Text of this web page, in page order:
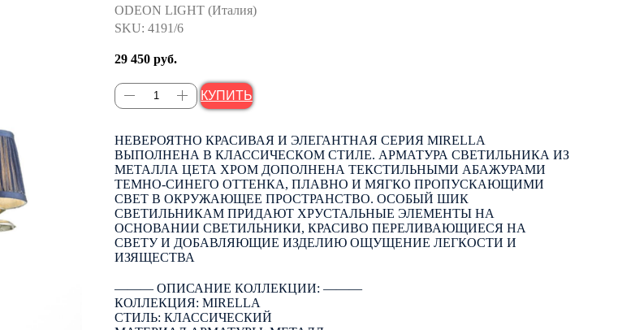
ODEON LIGHT (Италия)
SKU: 4191/6
29 450 руб.
КУПИТЬ
НЕВЕРОЯТНО КРАСИВАЯ И ЭЛЕГАНТНАЯ СЕРИЯ MIRELLA
ВЫПОЛНЕНА В КЛАССИЧЕСКОМ СТИЛЕ. АРМАТУРА СВЕТИЛЬНИКА ИЗ
МЕТАЛЛА ЦЕТА ХРОМ ДОПОЛНЕНА ТЕКСТИЛЬНЫМИ АБАЖУРАМИ
ТЕМНО-СИНЕГО ОТТЕНКА, ПЛАВНО И МЯГКО ПРОПУСКАЮЩИМИ
СВЕТ В ОКРУЖАЮЩЕЕ ПРОСТРАНСТВО. ОСОБЫЙ ШИК
СВЕТИЛЬНИКАМ ПРИДАЮТ ХРУСТАЛЬНЫЕ ЭЛЕМЕНТЫ НА
ОСНОВАНИИ СВЕТИЛЬНИКИ, КРАСИВО ПЕРЕЛИВАЮЩИЕСЯ НА
СВЕТУ И ДОБАВЛЯЮЩИЕ ИЗДЕЛИЮ ОЩУЩЕНИЕ ЛЕГКОСТИ И
ИЗЯЩЕСТВА
――― ОПИСАНИЕ КОЛЛЕКЦИИ: ―――
КОЛЛЕКЦИЯ: MIRELLA
СТИЛЬ: КЛАССИЧЕСКИЙ